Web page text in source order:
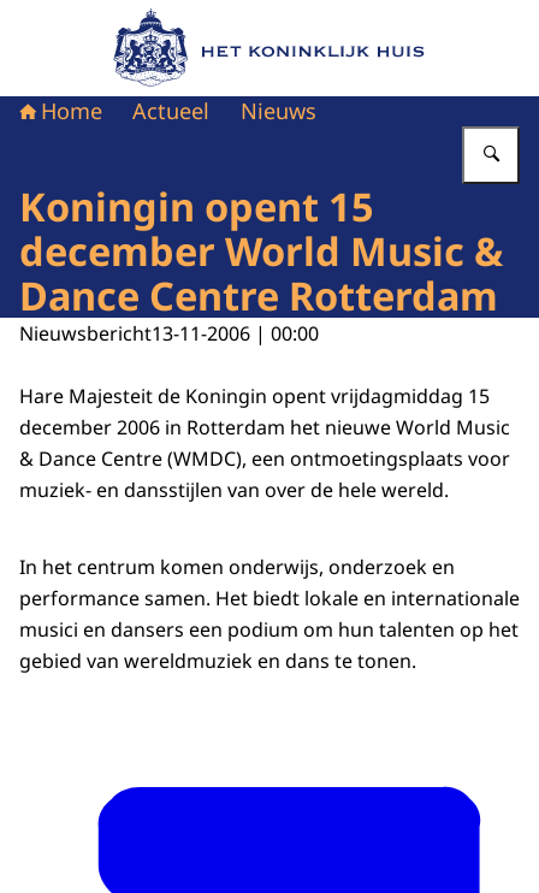
Naar de homepage van Het Koninklijk Huis
Home Actueel Nieuws
Koningin opent 15
december World Music &
Dance Centre Rotterdam
Nieuwsbericht13-11-2006 | 00:00
Hare Majesteit de Koningin opent vrijdagmiddag 15
december 2006 in Rotterdam het nieuwe World Music
& Dance Centre (WMDC), een ontmoetingsplaats voor
muziek- en dansstijlen van over de hele wereld.
In het centrum komen onderwijs, onderzoek en
performance samen. Het biedt lokale en internationale
musici en dansers een podium om hun talenten op het
gebied van wereldmuziek en dans te tonen.